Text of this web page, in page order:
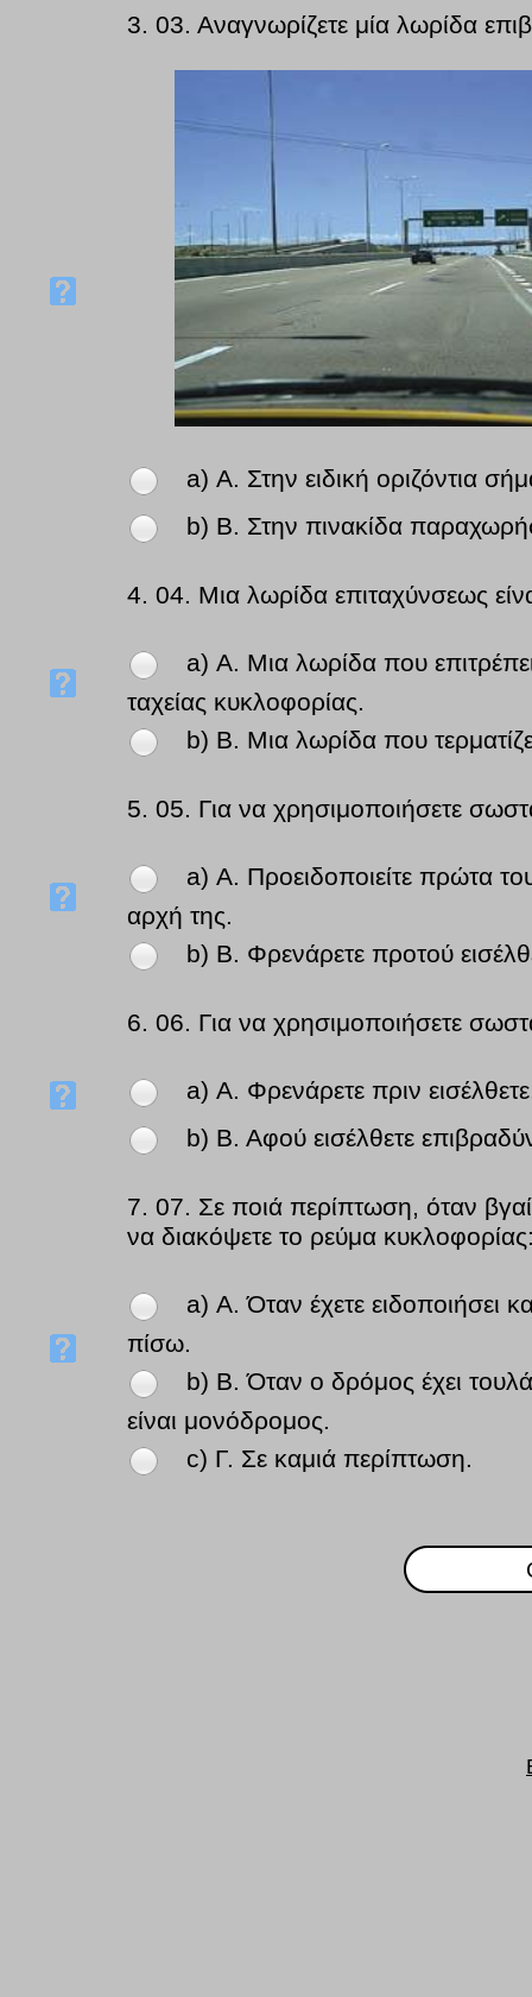
3. 03. Αναγνωρίζετε μία λωρίδα
a) Α. Στην ειδική οριζόντια
b) Β. Στην πινακίδα
4. 04. Μια λωρίδα επιταχύνσεως
a) Α. Μια λωρίδα που
ταχείας κυκλοφορίας.
b) Β. Μια λωρίδα που
5. 05. Για να χρησιμοποιήσετε
a) Α. Προειδοποιείτε πρώτα
αρχή της.
b) Β. Φρενάρετε προτού
6. 06. Για να χρησιμοποιήσετε
a) Α. Φρενάρετε πριν
b) Β. Αφού εισέλθετε
7. 07. Σε ποιά περίπτωση, όταν
να διακόψετε το ρεύμα
a) Α. Όταν έχετε ειδοποιήσει
πίσω.
b) Β. Όταν ο δρόμος έχει
είναι μονόδρομος.
c) Γ. Σε καμιά περίπτωση.